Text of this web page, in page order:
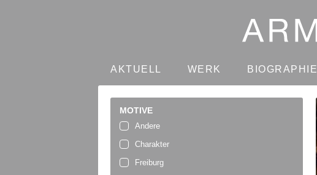
AKTUELL WERK BIOGRAPHIE
MOTIVE
Andere
Charakter
Freiburg